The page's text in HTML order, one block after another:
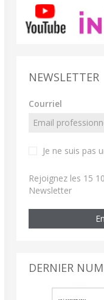
NEWSLETTER
Courriel
Je ne suis pas
Rejoignez les 15
Newsletter
DERNIER